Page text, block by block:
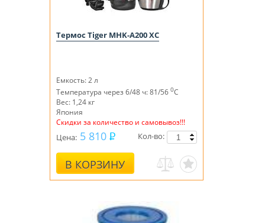
Термос Tiger MHK-A200 ХС
Емкость: 2 л
Температура через 6/48 ч: 81/56 0С
Вес: 1,24 кг
Япония
Скидки за количество и самовывоз!!!
Цена: 5 810
В КОРЗИНУ
Кол-во: